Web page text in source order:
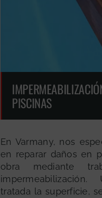
PISCINAS
En Varmany, nos
en reparar daños en
obra mediante
tratada la superficie,